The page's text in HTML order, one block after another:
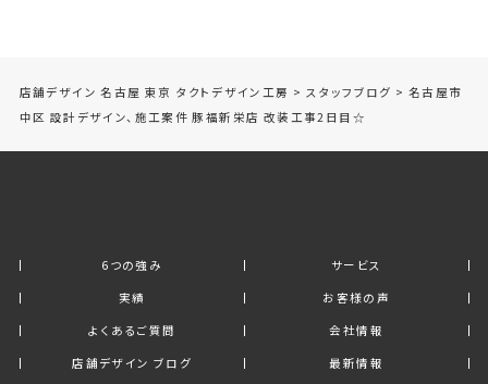
店舗デザイン 名古屋 東京 タクトデザイン工房 > スタッフブログ > 名古屋市
中区 設計デザイン、施工案件 豚福新栄店 改装工事2日目☆
6つの強み
サービス
実績
お客様の声
よくあるご質問
会社情報
店舗デザイン ブログ
最新情報